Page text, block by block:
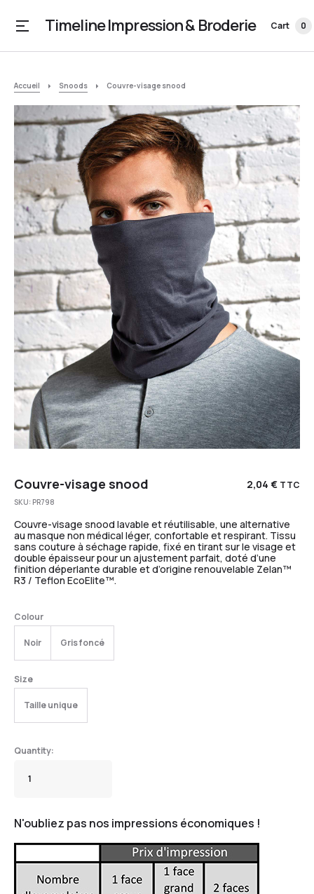
Timeline Impression & Broderie Cart 0
Accueil Snoods Couvre-visage snood
Couvre-visage snood 2,04 € TTC
SKU: PR798
Couvre-visage snood lavable et réutilisable, une alternative
au masque non médical léger, confortable et respirant. Tissu
sans couture à séchage rapide, fixé en tirant sur le visage et
double épaisseur pour un ajustement parfait, doté d’une
finition déperlante durable et d’origine renouvelable Zelan™
R3 / Teflon EcoElite™.
Colour
Noir Gris foncé
Size
Taille unique
N'oubliez pas nos impressions économiques !